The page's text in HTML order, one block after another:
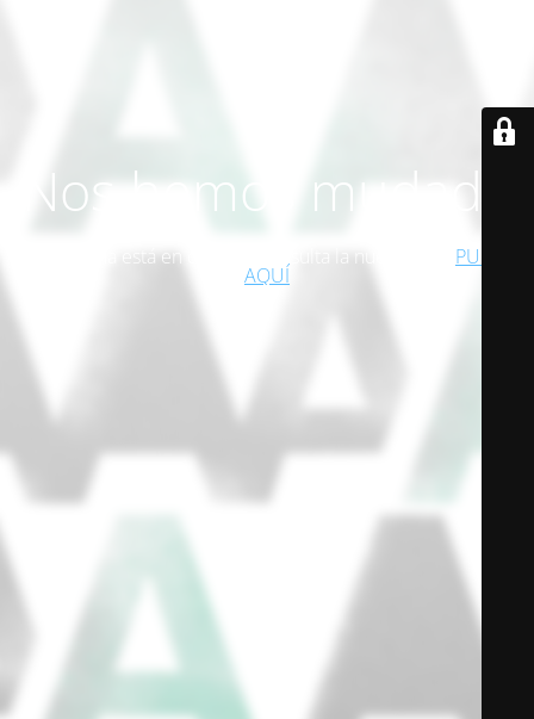
Nos hemos mudado
Esta página está en desuso. Consulta la nueva web! PULSA
AQUÍ